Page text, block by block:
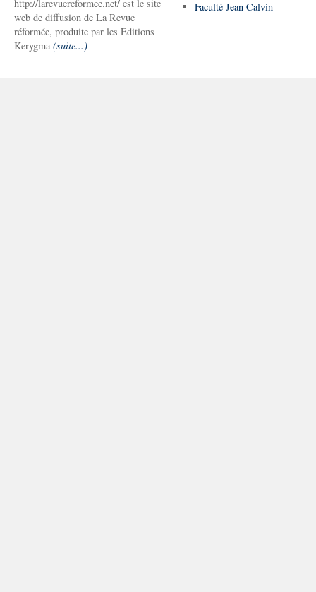
http://larevuereformee.net/ est le site
web de diffusion de La Revue
réformée, produite par les Editions
Kerygma (suite...)
Faculté Jean Calvin